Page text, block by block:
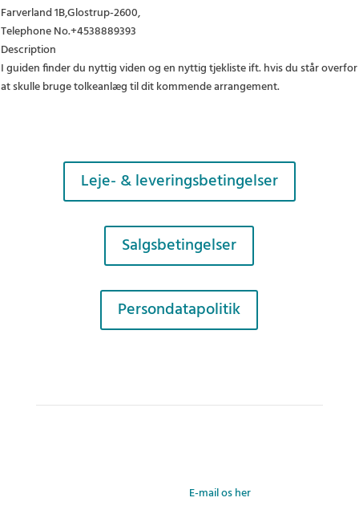
Farverland 1B,Glostrup-2600,
Telephone No.+4538889393
Description
I guiden finder du nyttig viden og en nyttig tjekliste ift. hvis du står overfor
at skulle bruge tolkeanlæg til dit kommende arrangement.
Leje- & leveringsbetingelser
Salgsbetingelser
Persondatapolitik
E-mail os her